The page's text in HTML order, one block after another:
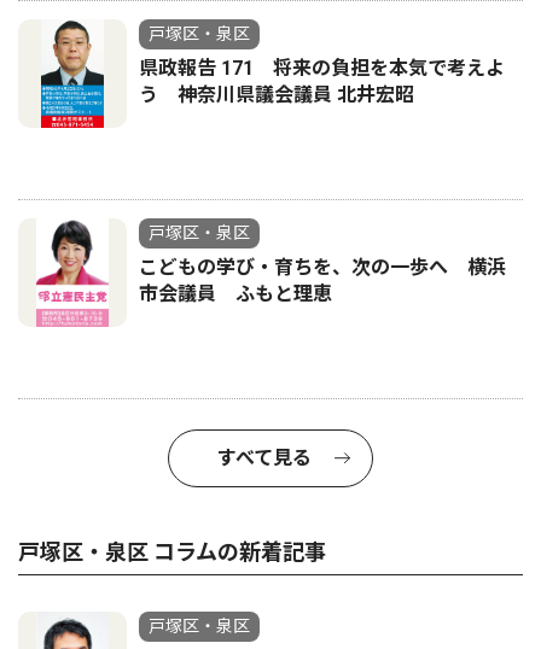
戸塚区・泉区
県政報告 171 将来の負担を本気で考えよ
う 神奈川県議会議員 北井宏昭
戸塚区・泉区
こどもの学び・育ちを、次の一歩へ 横浜
市会議員 ふもと理恵
すべて見る
戸塚区・泉区 コラムの新着記事
戸塚区・泉区